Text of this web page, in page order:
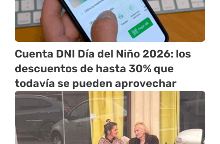
Cuenta DNI Día del Niño 2026: los
descuentos de hasta 30% que
todavía se pueden aprovechar